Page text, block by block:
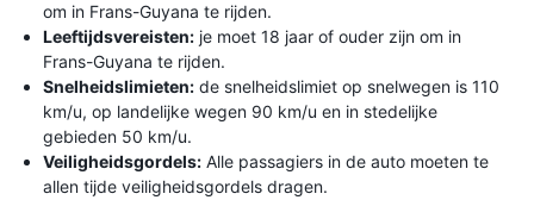
om in Frans-Guyana te rijden.
Leeftijdsvereisten: je moet 18 jaar of ouder zijn om in
Frans-Guyana te rijden.
Snelheidslimieten: de snelheidslimiet op snelwegen is 110
km/u, op landelijke wegen 90 km/u en in stedelijke
gebieden 50 km/u.
Veiligheidsgordels: Alle passagiers in de auto moeten te
allen tijde veiligheidsgordels dragen.